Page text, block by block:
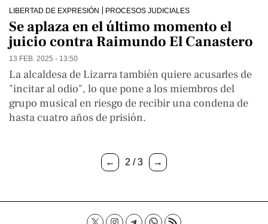
LIBERTAD DE EXPRESIÓN PROCESOS JUDICIALES
Se aplaza en el último momento el
juicio contra Raimundo El Canastero
13 FEB. 2025 - 13:50
La alcaldesa de Lizarra también quiere acusarles de
"incitar al odio", lo que pone a los miembros del
grupo musical en riesgo de recibir una condena de
hasta cuatro años de prisión.
← 2 / 3 →